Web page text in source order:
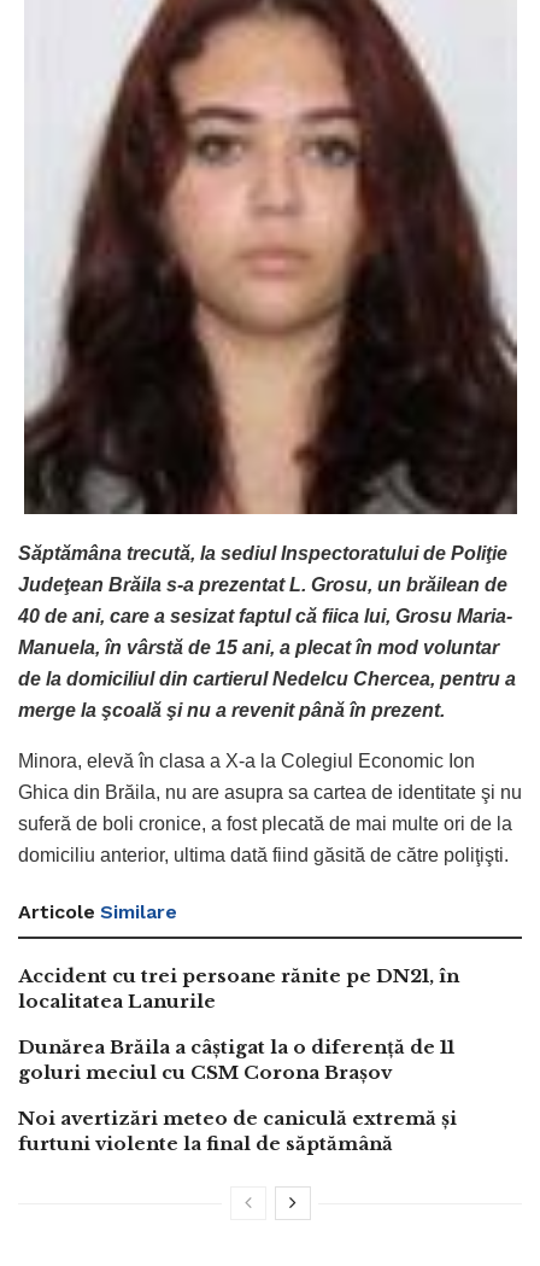
Săptămâna trecută, la sediul Inspectoratului de Poliţie
Judeţean Brăila s-a prezentat L. Grosu, un brăilean de
40 de ani, care a sesizat faptul că fiica lui, Grosu Maria-
Manuela, în vârstă de 15 ani, a plecat în mod voluntar
de la domiciliul din cartierul Nedelcu Chercea, pentru a
merge la şcoală şi nu a revenit până în prezent.
Minora, elevă în clasa a X-a la Colegiul Economic Ion
Ghica din Brăila, nu are asupra sa cartea de identitate şi nu
suferă de boli cronice, a fost plecată de mai multe ori de la
domiciliu anterior, ultima dată fiind găsită de către poliţişti.
Articole Similare
Accident cu trei persoane rănite pe DN21, în
localitatea Lanurile
Dunărea Brăila a câștigat la o diferență de 11
goluri meciul cu CSM Corona Brașov
Noi avertizări meteo de caniculă extremă și
furtuni violente la final de săptămână